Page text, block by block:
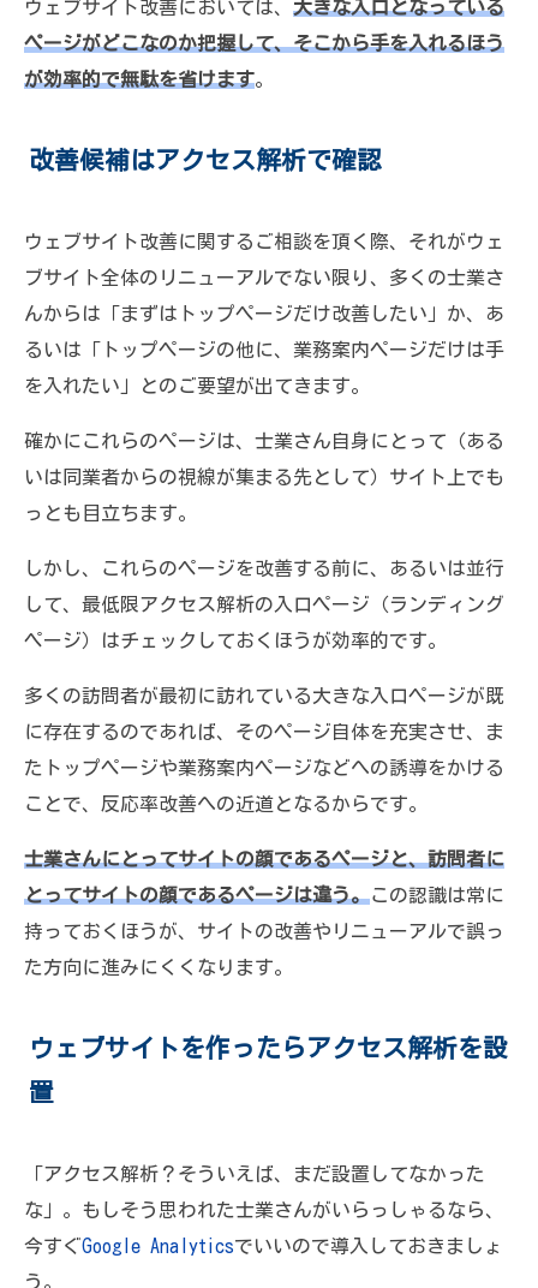
いない、なんてことも。にもかかわらず、トップページにばか
大丈夫。」と思っていると……。ウェブサイトのどのページが
入口として機能しているかまずは、あなたの事務所のウェブサ
ウェブサイト改善においては、 大きな入口となっている
ページがどこなのか把握して、そこから手を入れるほう
が効率的で無駄を省けます。
改善候補はアクセス解析で確認
ウェブサイト改善に関するご相談を頂く際、それがウェ
ブサイト全体のリニューアルでない限り、多くの士業さ
んからは「まずはトップページだけ改善したい」か、あ
るいは「トップページの他に、業務案内ページだけは手
を入れたい」とのご要望が出てきます。
確かにこれらのページは、士業さん自身にとって（ある
いは同業者からの視線が集まる先として）サイト上でも
っとも目立ちます。
しかし、これらのページを改善する前に、あるいは並行
して、最低限アクセス解析の入口ページ（ランディング
ページ）はチェックしておくほうが効率的です。
多くの訪問者が最初に訪れている大きな入口ページが既
に存在するのであれば、そのページ自体を充実させ、ま
たトップページや業務案内ページなどへの誘導をかける
ことで、反応率改善への近道となるからです。
士業さんにとってサイトの顔であるページと、訪問者に
とってサイトの顔であるページは違う。この認識は常に
持っておくほうが、サイトの改善やリニューアルで誤っ
た方向に進みにくくなります。
ウェブサイトを作ったらアクセス解析を設
置
「アクセス解析？そういえば、まだ設置してなかった
な」。もしそう思われた士業さんがいらっしゃるなら、
今すぐGoogle Analyticsでいいので導入しておきましょ
う。